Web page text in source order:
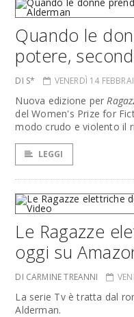
Quando le
potere,
DI S* VENERDÌ 14
Nuova edizione per
del Women's Prize for
modo crudo e violento il
LEGGI
Le Ragazze
oggi su
DI CARMINE TREANNI
La serie Tv è tratta dal
Alderman.